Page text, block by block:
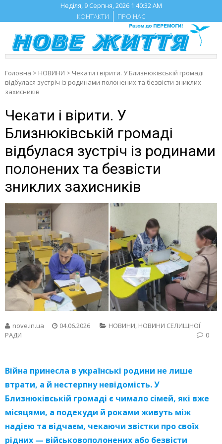
content
Неділя, 9 Серпня, 2026 1:40:34 AM
КОНТАКТИ
ПРО НАС
Головна > НОВИНИ > Чекати і вірити. У Близнюківській громаді
відбулася зустріч із родинами полонених та безвісти зниклих
захисників
Чекати і вірити. У
Близнюківській громаді
відбулася зустріч із родинами
полонених та безвісти
зниклих захисників
nove.in.ua 04.06.2026 НОВИНИ НОВИНИ СЕЛИЩНОЇ
РАДИ
0
Війна принесла в українські родини не лише
втрати, а й нестерпну невідомість. У
Близнюківській громаді є чимало сімей, які вже
місяцями, а подекуди й роками живуть між
надією та відчаєм, чекаючи звістки про своїх
рідних — військовополонених або безвісти